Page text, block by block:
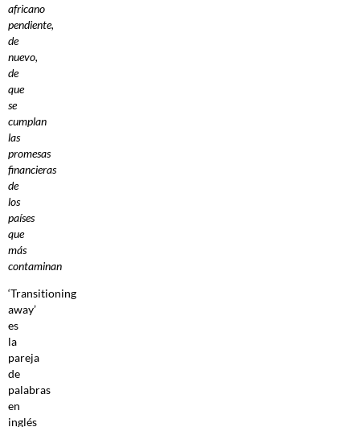
africano
pendiente,
de
nuevo,
de
que
se
cumplan
las
promesas
financieras
de
los
países
que
más
contaminan
‘Transitioning
away’
es
la
pareja
de
palabras
en
inglés